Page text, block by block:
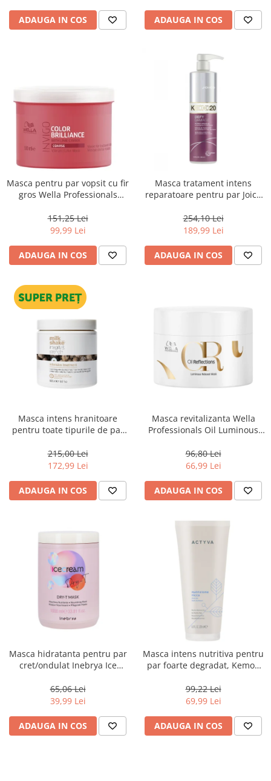
ADAUGA IN COS ADAUGA IN COS
Masca pentru par vopsit cu fir
gros Wella Professionals
151,25 Lei
99,99 Lei
ADAUGA IN COS
Masca tratament intens
reparatoare pentru par Joico
Mask, 500 ml
254,10 Lei
189,99 Lei
ADAUGA IN COS
Masca intens hranitoare
pentru toate tipurile de par
Strength Intensive Treatment,
500 ml
215,00 Lei
172,99 Lei
ADAUGA IN COS
Masca revitalizanta Wella
Professionals Oil Luminous
96,80 Lei
66,99 Lei
ADAUGA IN COS
Masca hidratanta pentru par
cret/ondulat Inebrya Ice
65,06 Lei
39,99 Lei
ADAUGA IN COS
Masca intens nutritiva pentru
par foarte degradat, Kemon
ml
99,22 Lei
69,99 Lei
ADAUGA IN COS